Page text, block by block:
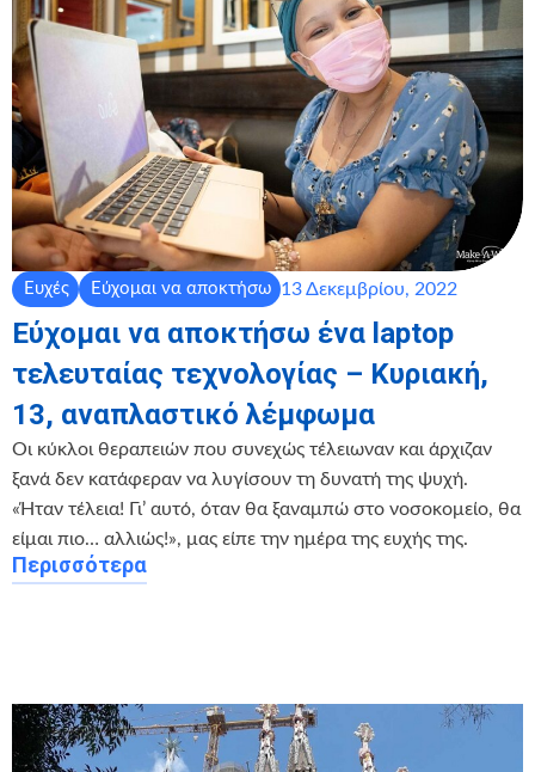
Ευχές Εύχομαι να αποκτήσω 13 Δεκεμβρίου, 2022
Εύχομαι να αποκτήσω ένα laptop
τελευταίας τεχνολογίας – Κυριακή,
13, αναπλαστικό λέμφωμα
Οι κύκλοι θεραπειών που συνεχώς τέλειωναν και άρχιζαν
ξανά δεν κατάφεραν να λυγίσουν τη δυνατή της ψυχή.
«Ήταν τέλεια! Γι’ αυτό, όταν θα ξαναμπώ στο νοσοκομείο, θα
είμαι πιο… αλλιώς!», μας είπε την ημέρα της ευχής της.
Περισσότερα